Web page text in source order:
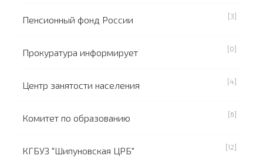
Пенсионный фонд России [3]
Прокуратура информирует [0]
Центр занятости населения [4]
Комитет по образованию [6]
КГБУЗ "Шипуновская ЦРБ" [12]